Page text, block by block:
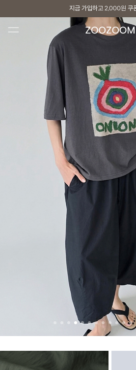
지금 가입하고 2,000원 쿠
지금 가입하고 2,000원 쿠